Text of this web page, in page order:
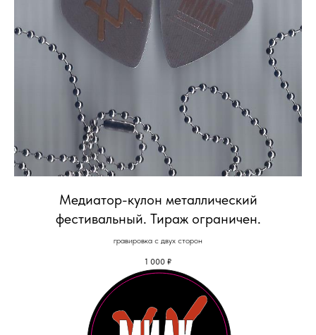
Медиатор-кулон металлический
фестивальный. Тираж ограничен.
гравировка с двух сторон
1 000 ₽